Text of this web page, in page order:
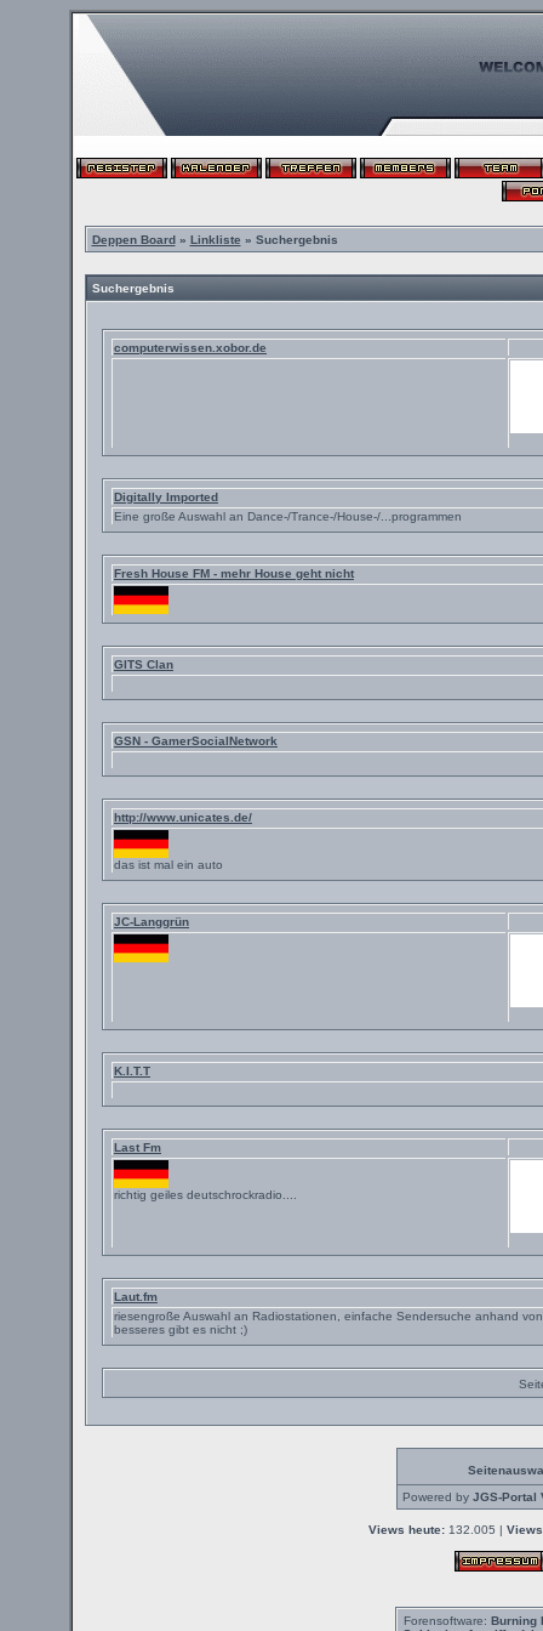
Deppen Board» Linkliste » Suchergebnis
Suchergebnis
computerwissen.xobor.de
Digitally Imported
Eine große Auswahl an Dance-/Trance-/House-/...programmen
Fresh House FM - mehr House geht nicht
GITS Clan
GSN - GamerSocialNetwork
http://www.unicates.de/
das ist mal ein auto
JC-Langgrün
K.I.T.T
Last Fm
richtig geiles deutschrockradio....
Laut.fm
riesengroße Auswahl an Radiostationen, einfache Sendersuche anhand
besseres gibt es nicht ;)
Powered by JGS-Portal
Views heute: 132.005 |
Forensoftware: Burning